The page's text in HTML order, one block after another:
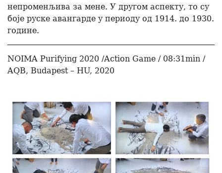
непроменљива за мене. У другом аспекту, то су
боје руске авангарде у периоду од 1914. до 1930.
године.
NOIMA Purifying 2020 /Action Game / 08:31min /
AQB, Budapest – HU, 2020